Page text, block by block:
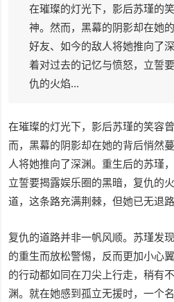
在璀璨的灯光下，影后苏瑾的
神。然而，黑幕的阴影却在她
好友、如今的敌人将她推向了
着对过去的记忆与愤怒，立誓
仇的火焰...
在璀璨的灯光下，影后苏瑾的笑容
而，黑幕的阴影却在她的背后悄然
人将她推向了深渊。重生后的苏瑾
立誓要揭露娱乐圈的黑暗，复仇的
道，这条路充满荆棘，但她已无退路
复仇的道路并非一帆风顺。苏瑾发
的重生而放松警惕，反而更加小心
的行动都如同在刀尖上行走，稍有
渊。就在她感到孤立无援时，一个